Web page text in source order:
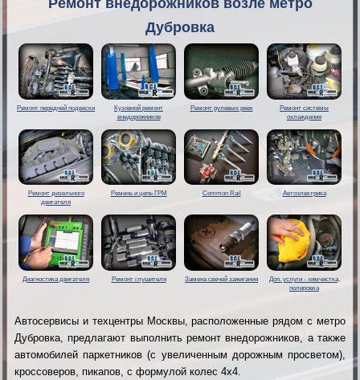
Ремонт внедорожников возле метро
Дубровка
Ремонт передней подвески
Кузовной ремонт
внедорожников
Ремонт рулевых реек
Ремонт системы
охлаждения
Ремонт дизельного
двигателя
Ремень и цепь ГРМ Common Rail Автоэлектрика
Диагностика двигателя Ремонт глушителя Замена свечей зажигания
Доп. услуги - химчистка,
полировка
Автосервисы и техцентры Москвы, расположенные рядом с метро
Дубровка, предлагают выполнить ремонт внедорожников, а также
автомобилей паркетников (с увеличенным дорожным просветом),
кроссоверов, пикапов, с формулой колес 4х4.